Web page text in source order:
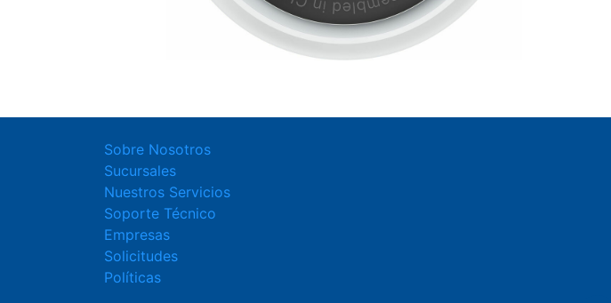
Sobre Nosotros
Sucursales
Nuestros Servicios
Soporte Técnico
Empresas
Solicitudes
Políticas